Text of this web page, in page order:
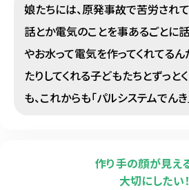
娘たちには、原発事故で苦労され
話とか電気のことを事あるごとに話
やお水って電気を作ってくれてるん
たりしてくれる子どもたちとずっと
も、これからも「パルシステムでん
作り手の顔が見え
大切にしたい！